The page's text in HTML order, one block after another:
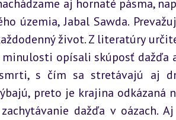
aj hornaté pásma,
územia, Jabal Sawda.
život. Z literatúry
opísali skúposť dažďa
s čím sa stretávajú aj
preto je krajina odkázaná
dažďa v oázach.